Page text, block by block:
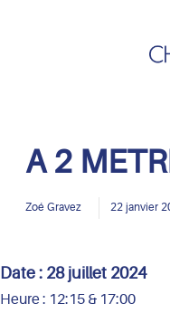
A 2
Zoé Gravez 22 janvier
Date : 28 juillet 2024
Heure : 12:15 & 17:00